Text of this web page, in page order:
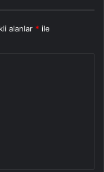
alanlar * ile